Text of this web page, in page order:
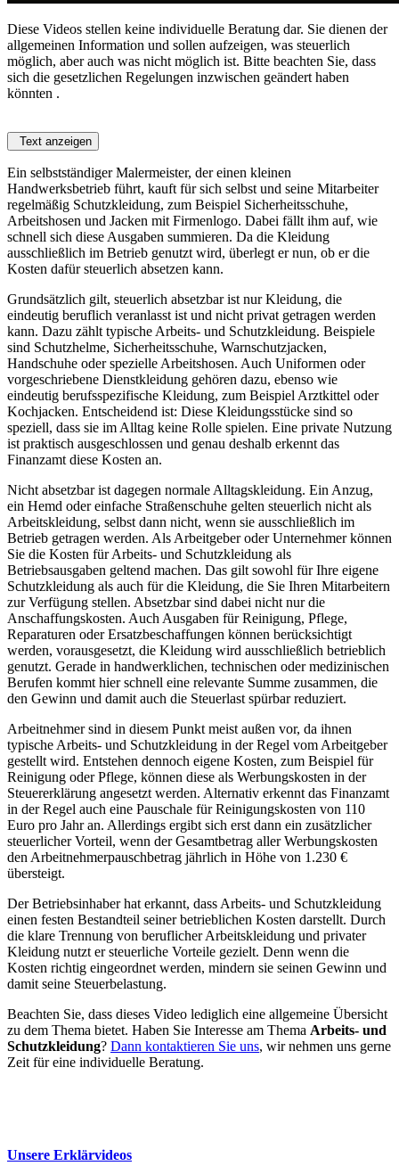
Diese Videos stellen keine individuelle Beratung dar. Sie dienen der
allgemeinen Information und sollen aufzeigen, was steuerlich
möglich, aber auch was nicht möglich ist. Bitte beachten Sie, dass
sich die gesetzlichen Regelungen inzwischen geändert haben
könnten .
Text anzeigen
Ein selbstständiger Malermeister, der einen kleinen
Handwerksbetrieb führt, kauft für sich selbst und seine Mitarbeiter
regelmäßig Schutzkleidung, zum Beispiel Sicherheitsschuhe,
Arbeitshosen und Jacken mit Firmenlogo. Dabei fällt ihm auf, wie
schnell sich diese Ausgaben summieren. Da die Kleidung
ausschließlich im Betrieb genutzt wird, überlegt er nun, ob er die
Kosten dafür steuerlich absetzen kann.
Grundsätzlich gilt, steuerlich absetzbar ist nur Kleidung, die
eindeutig beruflich veranlasst ist und nicht privat getragen werden
kann. Dazu zählt typische Arbeits- und Schutzkleidung. Beispiele
sind Schutzhelme, Sicherheitsschuhe, Warnschutzjacken,
Handschuhe oder spezielle Arbeitshosen. Auch Uniformen oder
vorgeschriebene Dienstkleidung gehören dazu, ebenso wie
eindeutig berufsspezifische Kleidung, zum Beispiel Arztkittel oder
Kochjacken. Entscheidend ist: Diese Kleidungsstücke sind so
speziell, dass sie im Alltag keine Rolle spielen. Eine private Nutzung
ist praktisch ausgeschlossen und genau deshalb erkennt das
Finanzamt diese Kosten an.
Nicht absetzbar ist dagegen normale Alltagskleidung. Ein Anzug,
ein Hemd oder einfache Straßenschuhe gelten steuerlich nicht als
Arbeitskleidung, selbst dann nicht, wenn sie ausschließlich im
Betrieb getragen werden. Als Arbeitgeber oder Unternehmer können
Sie die Kosten für Arbeits- und Schutzkleidung als
Betriebsausgaben geltend machen. Das gilt sowohl für Ihre eigene
Schutzkleidung als auch für die Kleidung, die Sie Ihren Mitarbeitern
zur Verfügung stellen. Absetzbar sind dabei nicht nur die
Anschaffungskosten. Auch Ausgaben für Reinigung, Pflege,
Reparaturen oder Ersatzbeschaffungen können berücksichtigt
werden, vorausgesetzt, die Kleidung wird ausschließlich betrieblich
genutzt. Gerade in handwerklichen, technischen oder medizinischen
Berufen kommt hier schnell eine relevante Summe zusammen, die
den Gewinn und damit auch die Steuerlast spürbar reduziert.
Arbeitnehmer sind in diesem Punkt meist außen vor, da ihnen
typische Arbeits- und Schutzkleidung in der Regel vom Arbeitgeber
gestellt wird. Entstehen dennoch eigene Kosten, zum Beispiel für
Reinigung oder Pflege, können diese als Werbungskosten in der
Steuererklärung angesetzt werden. Alternativ erkennt das Finanzamt
in der Regel auch eine Pauschale für Reinigungskosten von 110
Euro pro Jahr an. Allerdings ergibt sich erst dann ein zusätzlicher
steuerlicher Vorteil, wenn der Gesamtbetrag aller Werbungskosten
den Arbeitnehmerpauschbetrag jährlich in Höhe von 1.230 €
übersteigt.
Der Betriebsinhaber hat erkannt, dass Arbeits- und Schutzkleidung
einen festen Bestandteil seiner betrieblichen Kosten darstellt. Durch
die klare Trennung von beruflicher Arbeitskleidung und privater
Kleidung nutzt er steuerliche Vorteile gezielt. Denn wenn die
Kosten richtig eingeordnet werden, mindern sie seinen Gewinn und
damit seine Steuerbelastung.
Beachten Sie, dass dieses Video lediglich eine allgemeine Übersicht
zu dem Thema bietet. Haben Sie Interesse am Thema Arbeits- und
Schutzkleidung? Dann kontaktieren Sie uns, wir nehmen uns gerne
Zeit für eine individuelle Beratung.
Unsere Erklärvideos